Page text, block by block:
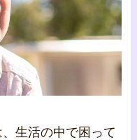
生活の中で困って